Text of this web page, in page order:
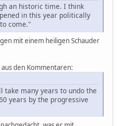
an historic time. I think
in this year politically
come."
mit einem heiligen Schauder
den Kommentaren:
take many years to undo the
years by the progressive